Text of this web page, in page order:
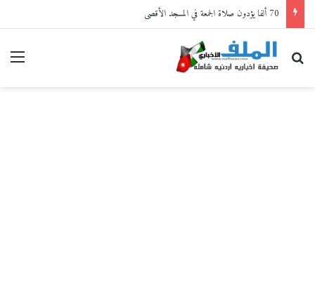
70 ألفا يؤدون صلاة الجمعة في المسجد الأقصى
بحث عن